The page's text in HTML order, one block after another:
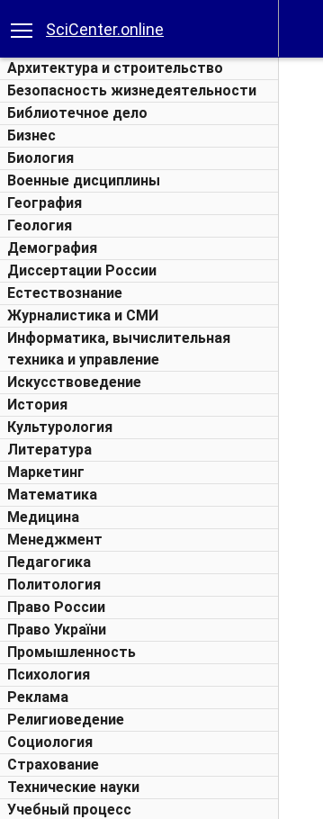
SciCenter.online
Архитектура и строительство
Безопасность жизнедеятельности
Библиотечное дело
Бизнес
Биология
Военные дисциплины
География
Геология
Демография
Диссертации России
Естествознание
Журналистика и СМИ
Информатика, вычислительная
техника и управление
Искусствоведение
История
Культурология
Литература
Маркетинг
Математика
Медицина
Менеджмент
Педагогика
Политология
Право России
Право України
Промышленность
Психология
Реклама
Религиоведение
Социология
Страхование
Технические науки
Учебный процесс